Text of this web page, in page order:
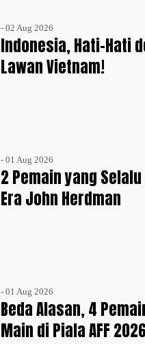
- 02 Aug 2026
Indonesia, Hati-Hati
Lawan Vietnam!
- 01 Aug 2026
2 Pemain yang
Era John Herdman
- 01 Aug 2026
Beda Alasan, 4
Main di Piala AFF